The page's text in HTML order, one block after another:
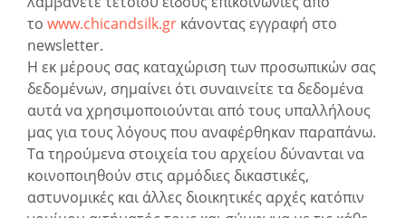
το www.chicandsilk.gr κάνοντας εγγραφή στο
newsletter.
Η εκ μέρους σας καταχώριση των προσωπικών σας
δεδομένων, σημαίνει ότι συναινείτε τα δεδομένα
αυτά να χρησιμοποιούνται από τους υπαλλήλους
μας για τους λόγους που αναφέρθηκαν παραπάνω.
Τα τηρούμενα στοιχεία του αρχείου δύνανται να
κοινοποιηθούν στις αρμόδιες δικαστικές,
αστυνομικές και άλλες διοικητικές αρχές κατόπιν